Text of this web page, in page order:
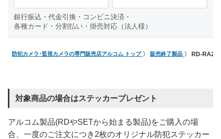
銀行振込・代金引換・コンビニ決済・
各種カード・分割払い・掛売対応（法人様）
防犯カメラ･監視カメラの専門販売店アルコム トップ 販売終了製品 RD-
対象商品の場合はステッカープレゼント
アルコム製品(RDやSETから始まる製品)をご購入の場
合、一度のご注文につき2枚のオリジナル防犯ステッカー